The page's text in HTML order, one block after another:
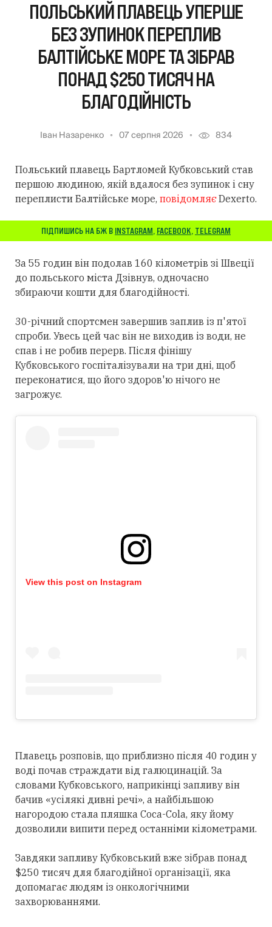
ПОЛЬСЬКИЙ ПЛАВЕЦЬ УПЕРШЕ
БЕЗ ЗУПИНОК ПЕРЕПЛИВ
БАЛТІЙСЬКЕ МОРЕ ТА ЗІБРАВ
ПОНАД $250 ТИСЯЧ НА
БЛАГОДІЙНІСТЬ
Іван Назаренко 07 серпня 2026 834
Польський плавець Бартломей Кубковський став
першою людиною, якій вдалося без зупинок і сну
переплисти Балтійське море, повідомляєDexerto.
ПІДПИШИСЬ НА БЖ В INSTAGRAM, FACEBOOK, TELEGRAM
За 55 годин він подолав 160 кілометрів зі Швеції
до польського міста Дзівнув, одночасно
збираючи кошти для благодійності.
30-річний спортсмен завершив заплив із п'ятої
спроби. Увесь цей час він не виходив із води, не
спав і не робив перерв. Після фінішу
Кубковського госпіталізували на три дні, щоб
переконатися, що його здоров'ю нічого не
загрожує.
View this post on Instagram
Плавець розповів, що приблизно після 40 годин у
воді почав страждати від галюцинацій. За
словами Кубковського, наприкінці запливу він
бачив «усілякі дивні речі», а найбільшою
нагородою стала пляшка Coca-Cola, яку йому
дозволили випити перед останніми кілометрами.
Завдяки запливу Кубковський вже зібрав понад
$250 тисяч для благодійної організації, яка
допомагає людям із онкологічними
захворюваннями.